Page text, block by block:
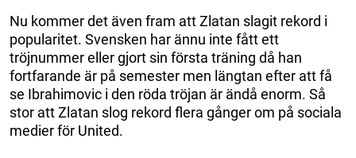
Nu kommer det även fram att Zlatan slagit rekord i
popularitet. Svensken har ännu inte fått ett
tröjnummer eller gjort sin första träning då han
fortfarande är på semester men längtan efter att få
se Ibrahimovic i den röda tröjan är ändå enorm. Så
stor att Zlatan slog rekord flera gånger om på sociala
medier för United.